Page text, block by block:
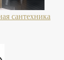
сантехника